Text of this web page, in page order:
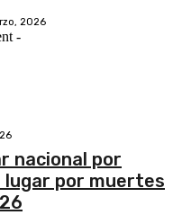
2026
-
nacional por
lugar por muertes